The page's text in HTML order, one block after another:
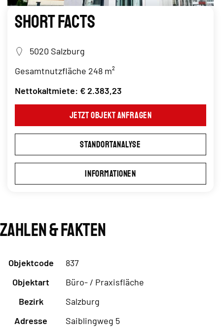
Short Facts
5020 Salzburg
Gesamtnutzfläche 248 m²
Nettokaltmiete: € 2.383,23
Jetzt Objekt anfragen
Standortanalyse
Informationen
Zahlen & Fakten
Objektcode
837
Objektart
Büro- / Praxisfläche
Bezirk
Salzburg
Adresse
Saiblingweg 5